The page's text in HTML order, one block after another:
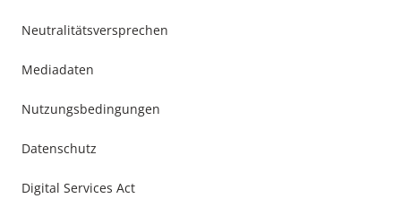
Neutralitätsversprechen
Mediadaten
Nutzungsbedingungen
Datenschutz
Digital Services Act